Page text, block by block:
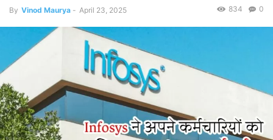
By Vinod Maurya - April 23, 2025 0
834